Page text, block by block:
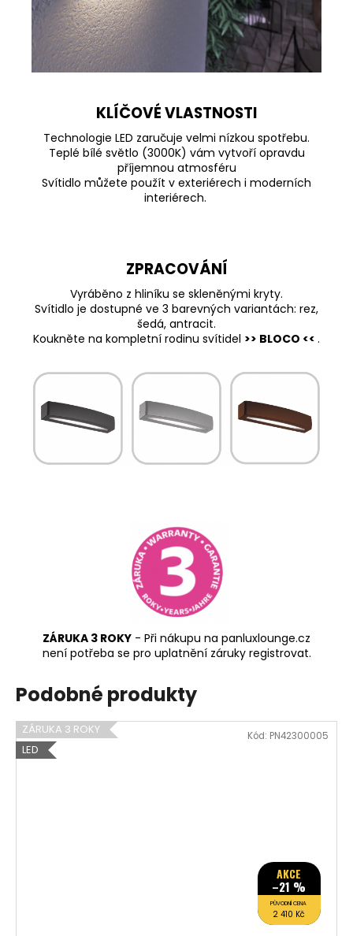
KLÍČOVÉ VLASTNOSTI
Technologie LED zaručuje velmi nízkou spotřebu.
Teplé bílé světlo (3000K) vám vytvoří opravdu
příjemnou atmosféru
Svítidlo můžete použít v exteriérech i moderních
interiérech.
ZPRACOVÁNÍ
Vyráběno z hliníku se skleněnými kryty.
Svítidlo je dostupné ve 3 barevných variantách: rez,
šedá, antracit.
Koukněte na kompletní rodinu svítidel >> BLOCO << .
ZÁRUKA 3 ROKY - Při nákupu na panluxlounge.cz
není potřeba se pro uplatnění záruky registrovat.
Podobné produkty
ZÁRUKA 3 ROKY
LED
AKCE
–21 %
PŮVODNÍ CENA
2 410 Kč
Kód: PN42300005